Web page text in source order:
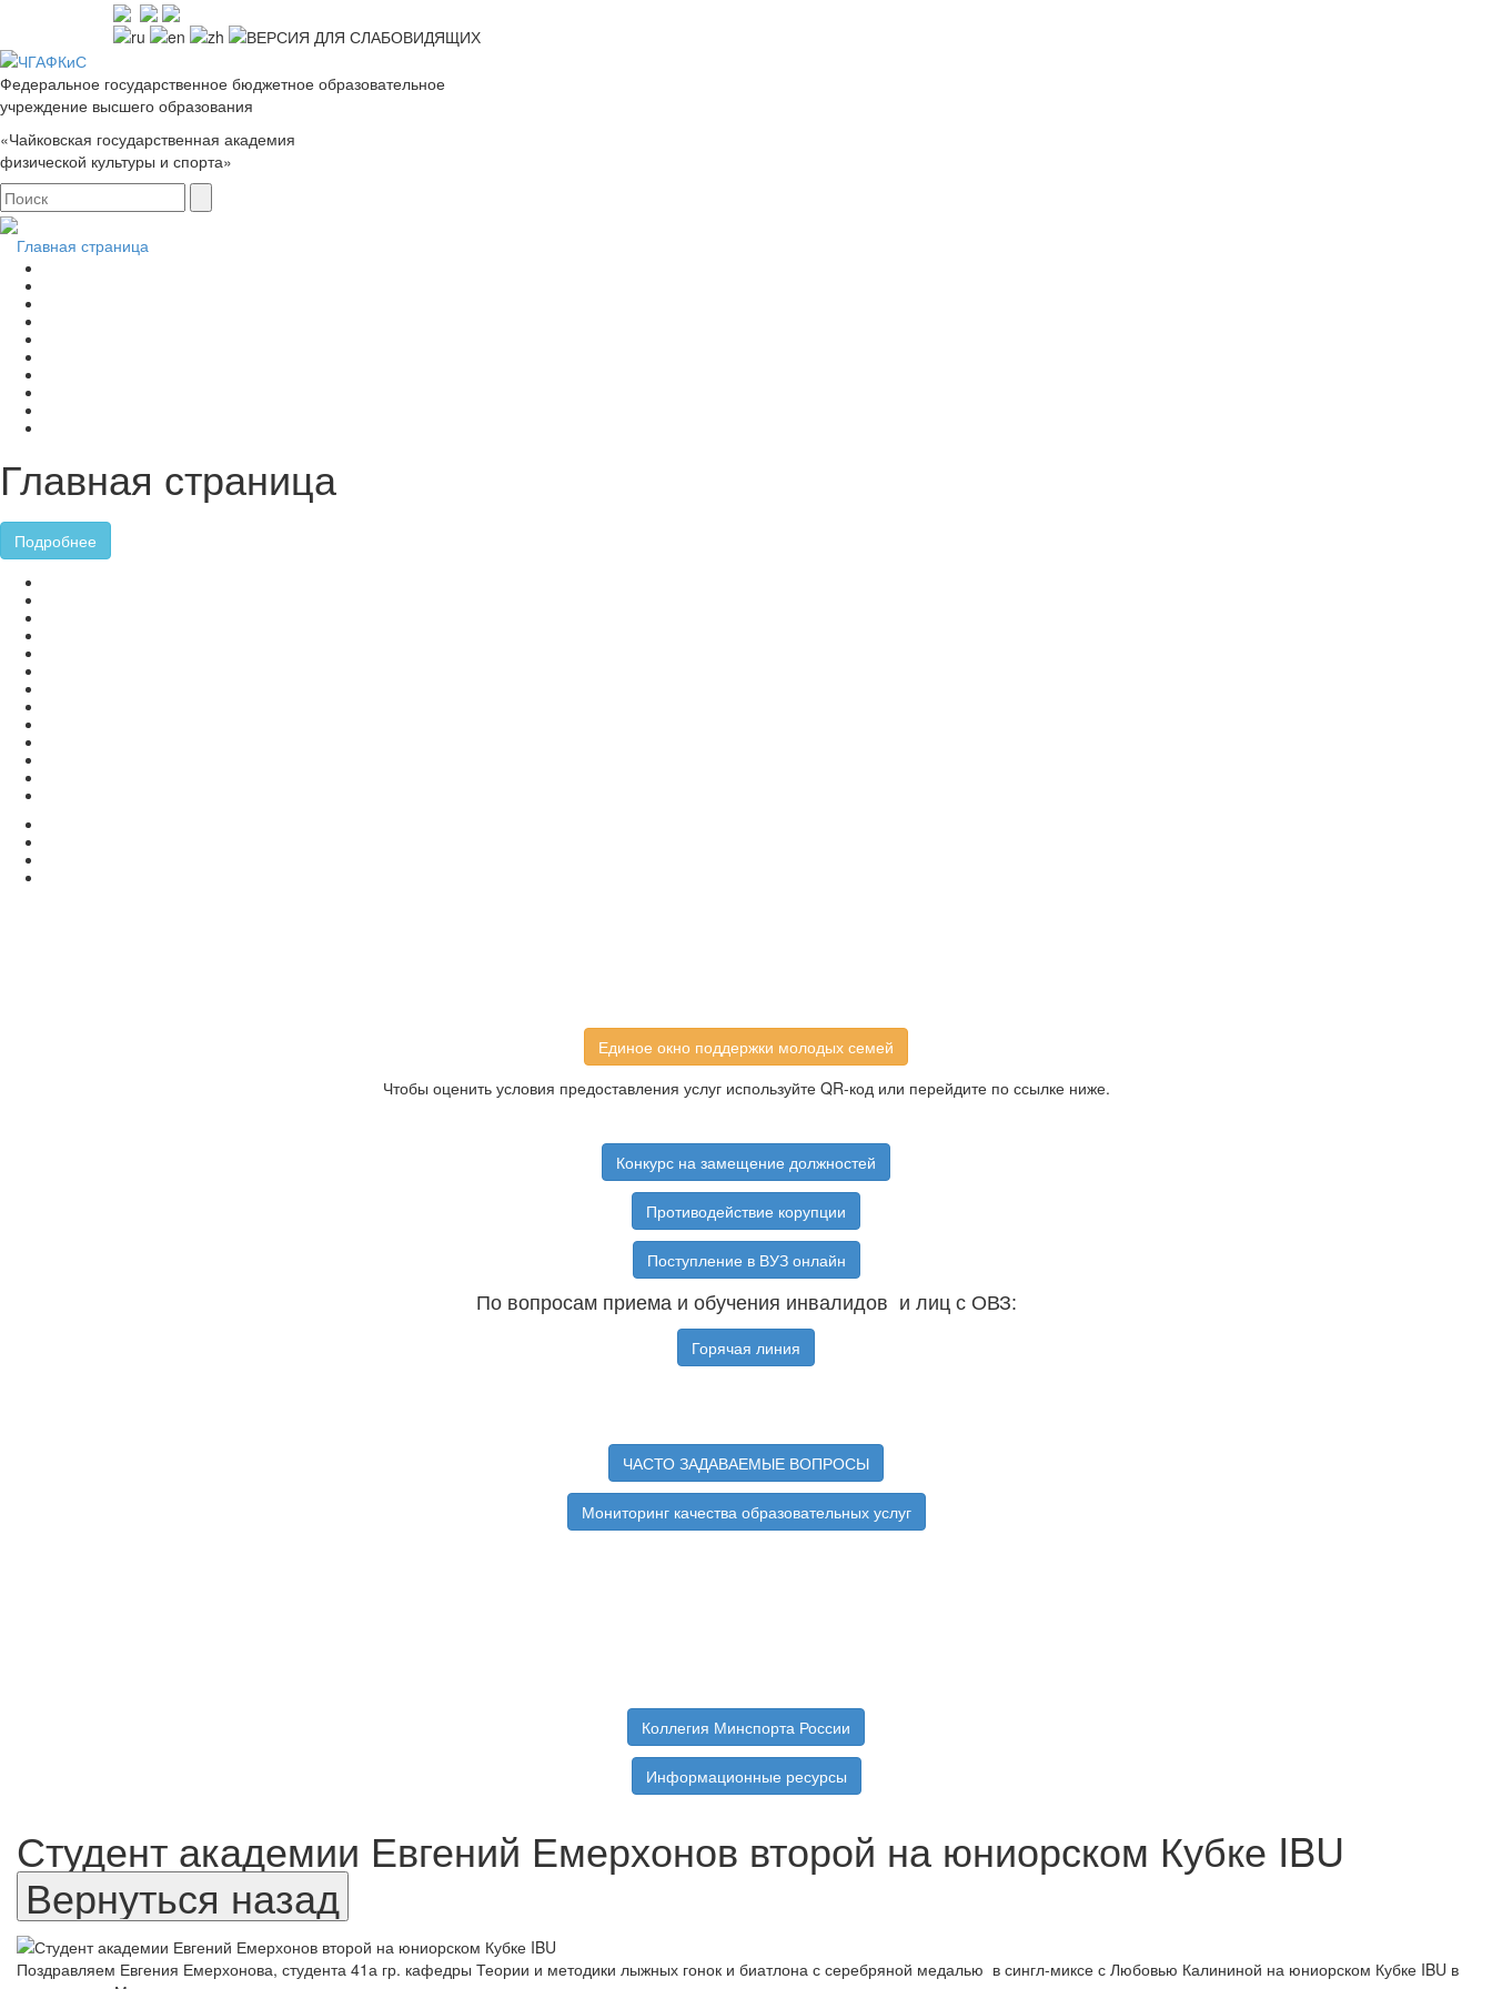
Федеральное государственное бюджетное образовательное
учреждение высшего образования
«Чайковская государственная академия
физической культуры и спорта»
Главная страница
Главная страница
Подробнее
Единое окно поддержки молодых семей
Чтобы оценить условия предоставления услуг используйте QR-код или перейдите по ссылке ниже.
Конкурс на замещение должностей
Противодействие корупции
Поступление в ВУЗ онлайн
По вопросам приема и обучения инвалидов и лиц с ОВЗ:
Горячая линия
ЧАСТО ЗАДАВАЕМЫЕ ВОПРОСЫ
Мониторинг качества образовательных услуг
Коллегия Минспорта России
Информационные ресурсы
Студент академии Евгений Емерхонов второй на юниорском Кубке IBU
Поздравляем Евгения Емерхонова, студента 41а гр. кафедры Теории и методики лыжных гонок и биатлона с серебряной медалью в сингл-миксе с Любовью Калининой на юниорском Кубке IBU в